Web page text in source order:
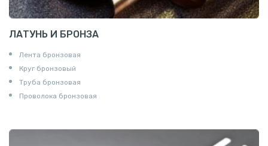
ЛАТУНЬ И БРОНЗА
Лента бронзовая
Круг бронзовый
Труба бронзовая
Проволока бронзовая